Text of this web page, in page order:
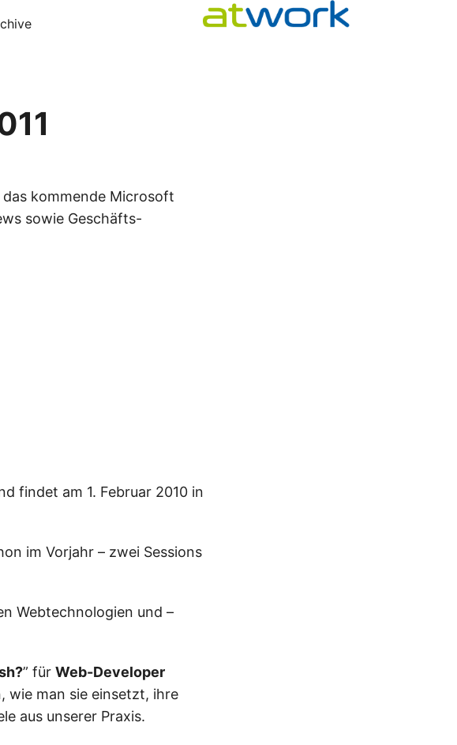
kommende Microsoft
sowie Geschäfts-
findet am 1. Februar 2010 in
im Vorjahr – zwei Sessions
Webtechnologien und –
” für Web-Developer
wie man sie einsetzt, ihre
aus unserer Praxis.